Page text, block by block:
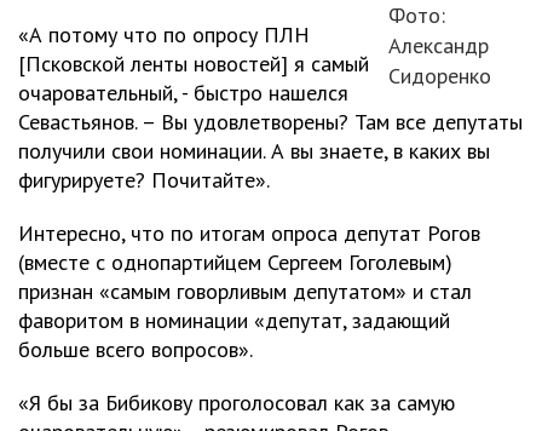
Фото:
Александр
Сидоренко
«А потому что по опросу ПЛН
[Псковской ленты новостей] я самый
очаровательный, - быстро нашелся
Севастьянов. – Вы удовлетворены? Там все депутаты
получили свои номинации. А вы знаете, в каких вы
фигурируете? Почитайте».
Интересно, что по итогам опроса депутат Рогов
(вместе с однопартийцем Сергеем Гоголевым)
признан «самым говорливым депутатом» и стал
фаворитом в номинации «депутат, задающий
больше всего вопросов».
«Я бы за Бибикову проголосовал как за самую